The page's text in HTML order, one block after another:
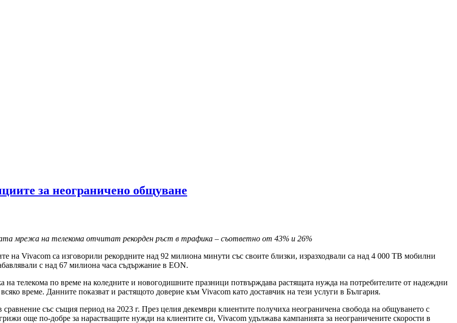
за неограничено общуване
мрежа на телекома отчитат рекорден ръст в трафика – съответно от 43% и 26%
на Vivacom са изговорили рекордните над 92 милиона минути със своите близки, изразходвали са над 4 000 TB мобилни
с над 67 милиона часа съдържание в EON.
телекома по време на коледните и новогодишните празници потвърждава растящата нужда на потребителите от надеждни
време. Данните показват и растящото доверие към Vivacom като доставчик на тези услуги в България.
със същия период на 2023 г. През целия декември клиентите получиха неограничена свобода на общуването с
още по-добре за нарастващите нужди на клиентите си, Vivacom удължава кампанията за неограничените скорости в